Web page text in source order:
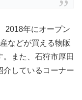
2018年にオープン
などが買える物販
また、石狩市厚田
介しているコーナー